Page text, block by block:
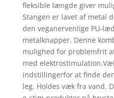
fleksible længde giver
Stangen er lavet af metal
den veganervenlige PU-
metalknapper. Denne
mulighed for problemfrit
med
indstillingerfor at finde
leg. Holdes væk fra vand.